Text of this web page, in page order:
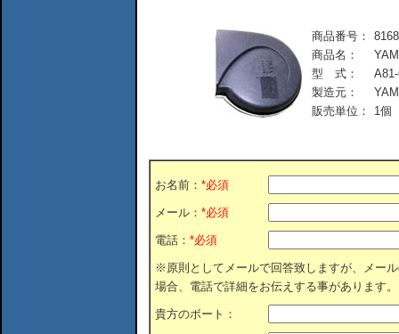
商品番号：
商品名：
型 式：
製造元：
販売単位：
1個
お名前： *必須
メール： *必須
電話： *必須
※原則としてメールで回答致しますが、メー
場合、電話で詳細をお伝えする事があります。
貴方のボート：